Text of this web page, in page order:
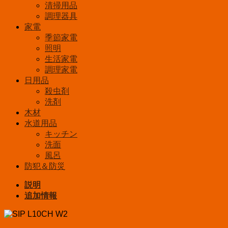
清掃用品
調理器具
家電
季節家電
照明
生活家電
調理家電
日用品
殺虫剤
洗剤
木材
水道用品
キッチン
洗面
風呂
防犯＆防災
説明
追加情報